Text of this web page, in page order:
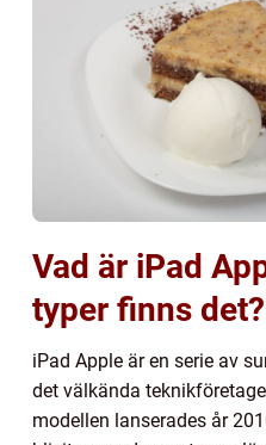
Vad är iPad
typer finns det?
iPad Apple är en serie av
det välkända
modellen lanserades år